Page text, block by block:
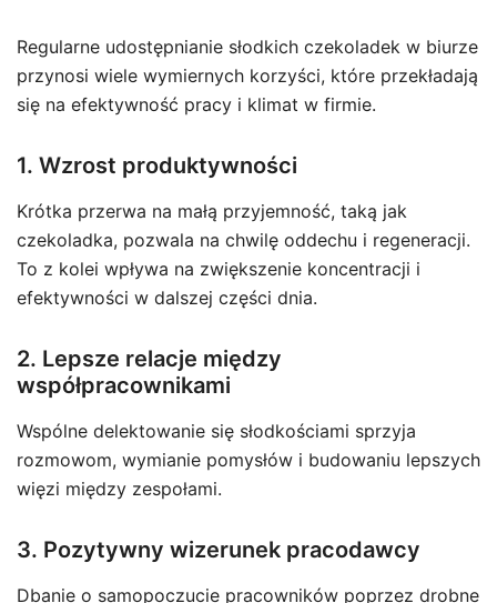
Regularne udostępnianie słodkich czekoladek w biurze
przynosi wiele wymiernych korzyści, które przekładają
się na efektywność pracy i klimat w firmie.
1. Wzrost produktywności
Krótka przerwa na małą przyjemność, taką jak
czekoladka, pozwala na chwilę oddechu i regeneracji.
To z kolei wpływa na zwiększenie koncentracji i
efektywności w dalszej części dnia.
2. Lepsze relacje między
współpracownikami
Wspólne delektowanie się słodkościami sprzyja
rozmowom, wymianie pomysłów i budowaniu lepszych
więzi między zespołami.
3. Pozytywny wizerunek pracodawcy
Dbanie o samopoczucie pracowników poprzez drobne